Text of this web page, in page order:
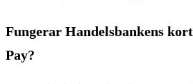
Fungerar Handelsbankens
Pay?